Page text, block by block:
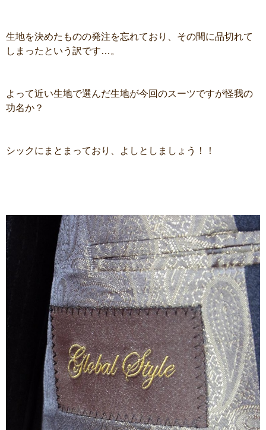
生地を決めたものの発注を忘れており、その間に品切れて
しまったという訳です…。
よって近い生地で選んだ生地が今回のスーツですが怪我の
功名か？
シックにまとまっており、よしとしましょう！！